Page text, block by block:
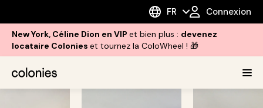
FR Connexion
New York, Céline Dion en VIP et bien plus : devenez
locataire Colonies et tournez la ColoWheel ! 🎁